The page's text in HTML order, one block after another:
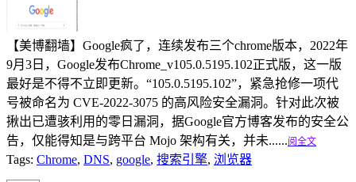
【美博翻墙】Google疯了，连续发布三个chrome版本，2022年
9月3日，Google发布Chrome_v105.0.5195.102正式版，这一版
最好是不得不立即更新。“105.0.5195.102”，紧急抢修一项代
号被命名为 CVE-2022-3075 的高风险安全漏洞。针对此次被
揪出已遭骇利用的零日漏洞，据Google官方博客发布的安全公
告，仅能得知是与跨平台 Mojo 架构有关，并未......阅全文
Tags: Chrome, DNS, google, 搜索引擎, 浏览器